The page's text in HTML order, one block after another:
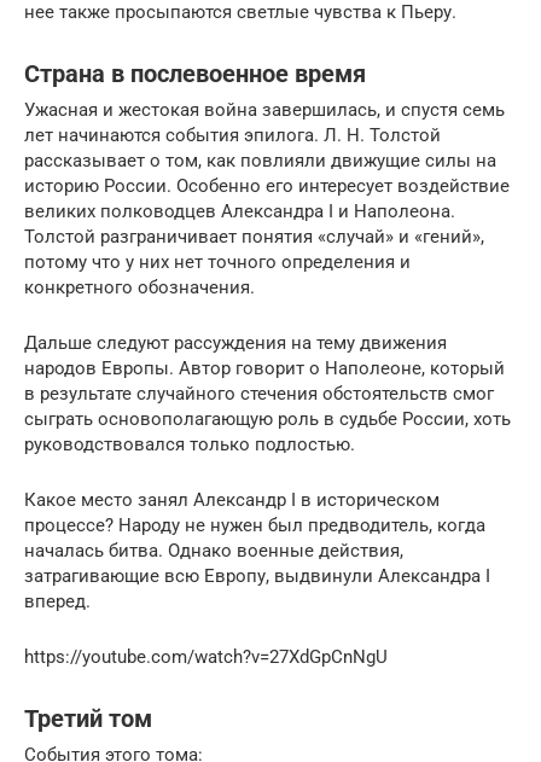
нее также просыпаются светлые чувства к Пьеру.
Страна в послевоенное время
Ужасная и жестокая война завершилась, и спустя семь
лет начинаются события эпилога. Л. Н. Толстой
рассказывает о том, как повлияли движущие силы на
историю России. Особенно его интересует воздействие
великих полководцев Александра I и Наполеона.
Толстой разграничивает понятия «случай» и «гений»,
потому что у них нет точного определения и
конкретного обозначения.
Дальше следуют рассуждения на тему движения
народов Европы. Автор говорит о Наполеоне, который
в результате случайного стечения обстоятельств смог
сыграть основополагающую роль в судьбе России, хоть
руководствовался только подлостью.
Какое место занял Александр I в историческом
процессе? Народу не нужен был предводитель, когда
началась битва. Однако военные действия,
затрагивающие всю Европу, выдвинули Александра I
вперед.
https://youtube.com/watch?v=27XdGpCnNgU
Третий том
События этого тома: